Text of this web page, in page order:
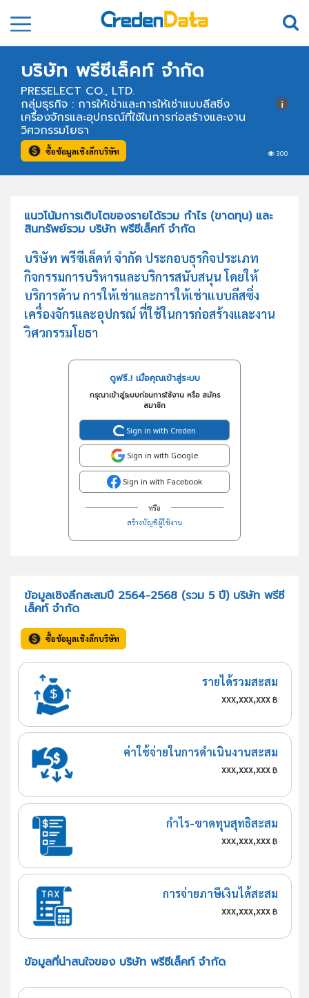
บริษัท พรีซีเล็คท์ จำกัด
PRESELECT CO., LTD.
300
กลุ่มธุรกิจ : การให้เช่าและการให้เช่าแบบลีสซิ่ง
เครื่องจักรและอุปกรณ์ที่ใช้ในการก่อสร้างและงาน
วิศวกรรมโยธา
ซื้อข้อมูลเชิงลึกบริษัท
แนวโน้มการเติบโตของรายได้รวม กำไร (ขาดทุน) และ
สินทรัพย์รวม บริษัท พรีซีเล็คท์ จำกัด
บริษัท พรีซีเล็คท์ จำกัด ประกอบธุรกิจประเภท
กิจกรรมการบริหารและบริการสนับสนุน โดยให้
บริการด้าน การให้เช่าและการให้เช่าแบบลีสซิ่ง
เครื่องจักรและอุปกรณ์ ที่ใช้ในการก่อสร้างและงาน
วิศวกรรมโยธา
ดูฟรี..! เมื่อคุณเข้าสู่ระบบ
กรุณาเข้าสู่ระบบก่อนการใช้งาน หรือ สมัคร
สมาชิก
Sign in with Creden
Sign in with Google
Sign in with Facebook
หรือ
สร้างบัญชีผู้ใช้งาน
ข้อมูลเชิงลึกสะสมปี 2564-2568 (รวม 5 ปี) บริษัท พรีซี
เล็คท์ จำกัด
ซื้อข้อมูลเชิงลึกบริษัท
รายได้รวมสะสม
xxx,xxx,xxx฿
ค่าใช้จ่ายในการดำเนินงานสะสม
xxx,xxx,xxx฿
กำไร-ขาดทุนสุทธิสะสม
xxx,xxx,xxx฿
การจ่ายภาษีเงินได้สะสม
xxx,xxx,xxx฿
ข้อมูลที่น่าสนใจของ บริษัท พรีซีเล็คท์ จำกัด